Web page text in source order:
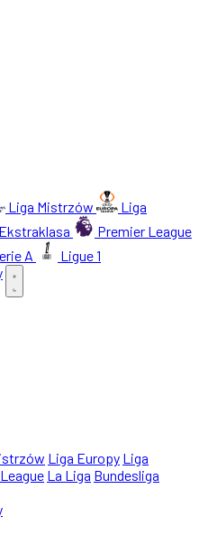
Liga Mistrzów
Liga
Ekstraklasa
Premier League
A
Ligue 1
Liga Europy Liga
La Liga Bundesliga